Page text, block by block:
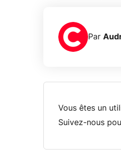
Par
Vous êtes un
Suivez-nous